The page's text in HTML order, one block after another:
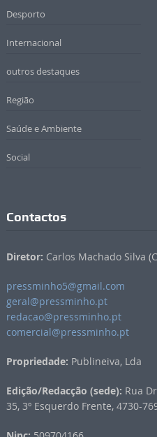
Desporto
Internacional
outros destaques
Região
Saúde e Ambiente
Social
Contactos
Diretor: Carlos Machado Silva
pressminho5@gmail.com
geral@pressminho.pt
redacao@pressminho.pt
comercial@pressminho.pt
Propriedade: Publineiva, Lda
Edição/Redacção (sede): Rua
35, 3º Esquerdo Frente, 4730-